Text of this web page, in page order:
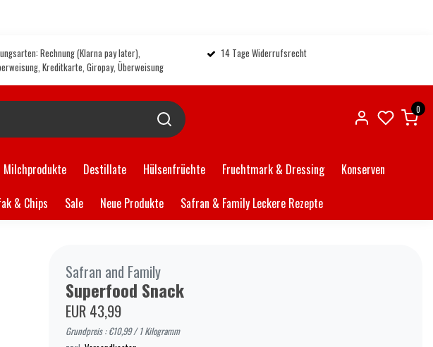
Rechnung (Klarna pay later),
Kreditkarte, Giropay, Überweisung
14 Tage Widerrufsrecht
0
Milchprodukte Destillate Hülsenfrüchte Fruchtmark & Dressing
Konserven
& Chips Sale Neue Produkte Safran & Family Leckere Rezepte
Safran and Family
Superfood Snack
EUR 43,99
Grundpreis : €10,99 / 1 Kilogramm